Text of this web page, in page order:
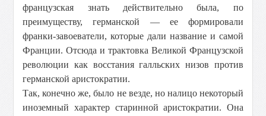
французская знать действительно была, по
преимуществу, германской — ее формировали
франки-завоеватели, которые дали название и самой
Франции. Отсюда и трактовка Великой Французской
революции как восстания галльских низов против
германской аристократии.
Так, конечно же, было не везде, но налицо некоторый
иноземный характер старинной аристократии. Она